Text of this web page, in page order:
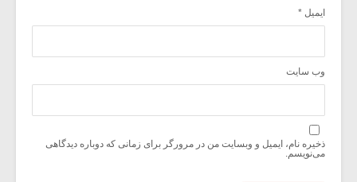
ایمیل *
وب‌ سایت
ذخیره نام، ایمیل و وبسایت من در مرورگر برای زمانی که دوباره دیدگاهی
می‌نویسم.